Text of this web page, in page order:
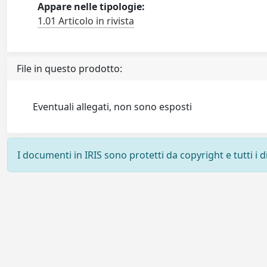
Appare nelle tipologie:
1.01 Articolo in rivista
File in questo prodotto:
Eventuali allegati, non sono esposti
I documenti in IRIS sono protetti da copyright e tutti i